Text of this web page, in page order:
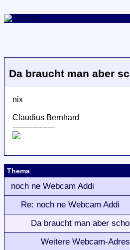
Da braucht man aber
nix
Claudius Bernhard
-----------------
Thema
noch ne Webcam Addi
Re: noch ne Webcam Addi
Da braucht man aber
Weitere Webcam-